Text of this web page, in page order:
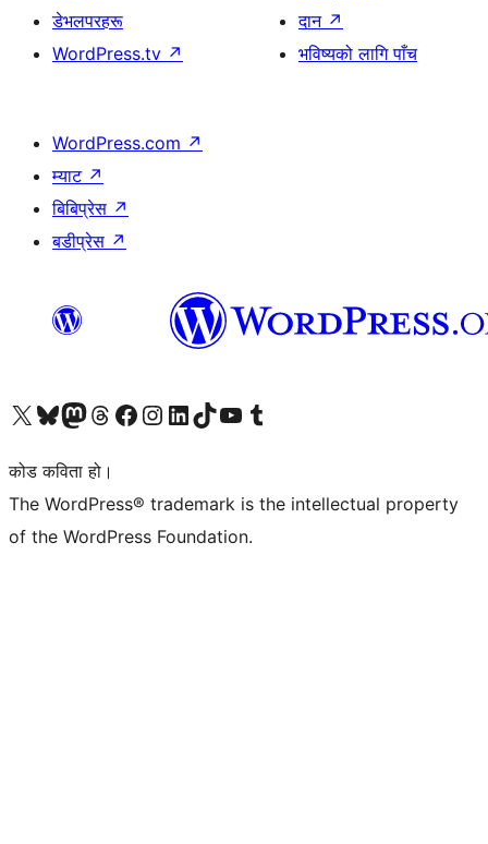
डेभलपरहरू
WordPress.tv ↗
दान ↗
भविष्यको लागि पाँच
WordPress.com ↗
म्याट ↗
बिबिप्रेस ↗
बडीप्रेस ↗
हाम्रो X (पहिले ट्विटर) खातामा जानुहोस्
हाम्रो Bluesky खाता भ्रमण गर्नुहोस्
हाम्रो म्यास्टोडन खाता भ्रमण गर्नुहोस्
हाम्रो थ्रेड्स खातामा जानुहोस्
हाम्रो फेसबुक पेजमा जानुहोस्
हाम्रो इन्स्टाग्राम खातामा जानुहोस्
हाम्रो लिङ्क्डइन खातामा जानुहोस्
हाम्रो TikTok खाता भ्रमण गर्नुहोस्
हाम्रो युट्युब च्यानलमा जानुहोस्
हाम्रो टम्बलर खाता भ्रमण गर्नुहोस्
कोड कविता हो।
The WordPress® trademark is the intellectual property
of the WordPress Foundation.